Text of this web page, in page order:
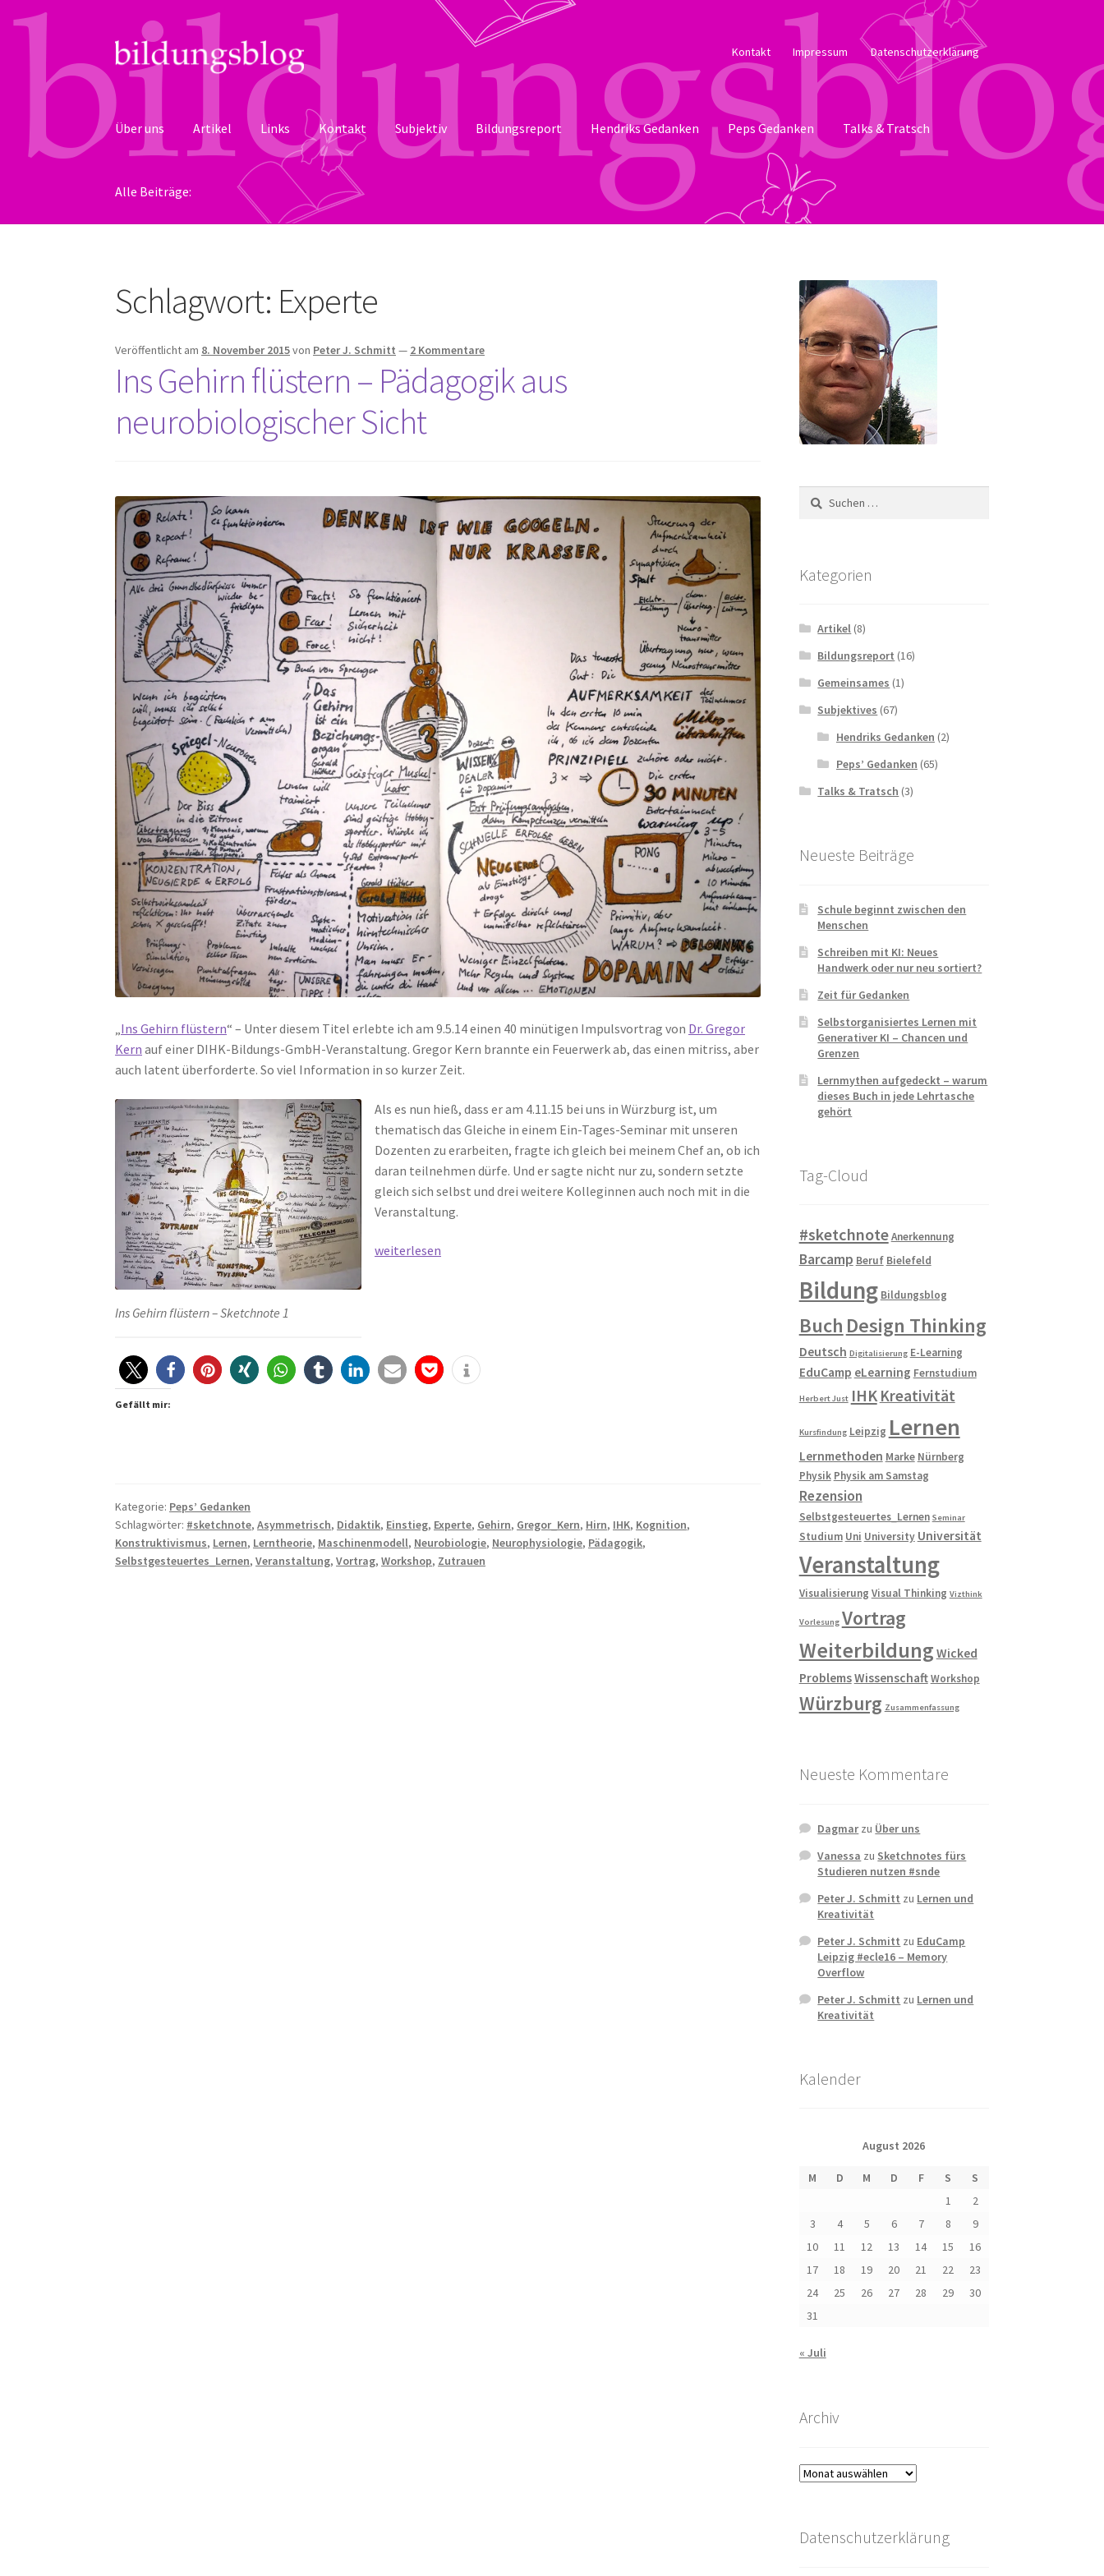
Zur
Navigation
springen
Zum
Inhalt
springen
Kontakt Impressum Datenschutzerklärung
Über uns Artikel Links Kontakt Subjektiv Bildungsreport Hendriks Gedanken Peps Gedanken Talks & Tratsch
Alle Beiträge:
Schlagwort: Experte
Veröffentlicht am 8. November 2015von Peter J. Schmitt — 2 Kommentare
Ins Gehirn flüstern – Pädagogik aus
neurobiologischer Sicht
„Ins Gehirn flüstern“ – Unter diesem Titel erlebte ich am 9.5.14 einen 40 minütigen Impulsvortrag von Dr. Gregor
Kern auf einer DIHK-Bildungs-GmbH-Veranstaltung. Gregor Kern brannte ein Feuerwerk ab, das einen mitriss, aber
auch latent überforderte. So viel Information in so kurzer Zeit.
Ins Gehirn flüstern – Sketchnote 1
Als es nun hieß, dass er am 4.11.15 bei uns in Würzburg ist, um
thematisch das Gleiche in einem Ein-Tages-Seminar mit unseren
Dozenten zu erarbeiten, fragte ich gleich bei meinem Chef an, ob ich
daran teilnehmen dürfe. Und er sagte nicht nur zu, sondern setzte
gleich sich selbst und drei weitere Kolleginnen auch noch mit in die
Veranstaltung.
Ins
aus
neurobiologischer
weiterlesen
Gefällt mir:
Kategorie: Peps’ Gedanken
Schlagwörter: #sketchnote,Asymmetrisch, Didaktik, Einstieg, Experte, Gehirn, Gregor_Kern, Hirn, IHK, Kognition,
Konstruktivismus, Lernen, Lerntheorie, Maschinenmodell, Neurobiologie, Neurophysiologie, Pädagogik,
Selbstgesteuertes_Lernen,Veranstaltung,Vortrag,Workshop, Zutrauen
Suchen
nach:
Kategorien
Artikel (8)
Bildungsreport (16)
Gemeinsames (1)
Subjektives (67)
Hendriks Gedanken (2)
Peps’ Gedanken (65)
Talks & Tratsch (3)
Neueste Beiträge
Schule beginnt zwischen den
Menschen
Schreiben mit KI: Neues
Handwerk oder nur neu sortiert?
Zeit für Gedanken
Selbstorganisiertes Lernen mit
Generativer KI – Chancen und
Grenzen
Lernmythen aufgedeckt – warum
dieses Buch in jede Lehrtasche
gehört
Tag-Cloud
#sketchnoteAnerkennung
Barcamp Beruf Bielefeld
Bildung Bildungsblog
Buch Design Thinking
Deutsch Digitalisierung E-Learning
EduCamp eLearning Fernstudium
Herbert Just IHK Kreativität
Kursfindung Leipzig Lernen
Lernmethoden Marke Nürnberg
Physik Physik am Samstag
Rezension
Selbstgesteuertes_Lernen Seminar
Studium Uni University Universität
Veranstaltung
Visualisierung Visual Thinking Vizthink
Vorlesung Vortrag
Weiterbildung Wicked
ProblemsWissenschaftWorkshop
Würzburg Zusammenfassung
Neueste Kommentare
Dagmarzu Über uns
Vanessa zu Sketchnotes fürs
Studieren nutzen #snde
Peter J. Schmitt zu Lernen und
Kreativität
Peter J. Schmitt zu EduCamp
Leipzig #ecle16 – Memory
Overflow
Peter J. Schmitt zu Lernen und
Kreativität
Kalender
August 2026
M D M D F S
S
1
2
3
4 5 6 7 8
9
10
11 12 13 14 15
16
17
18 19 20 21 22
23
24
25 26 27 28 29
30
31
« Juli
Archiv
Archiv
Datenschutzerklärung